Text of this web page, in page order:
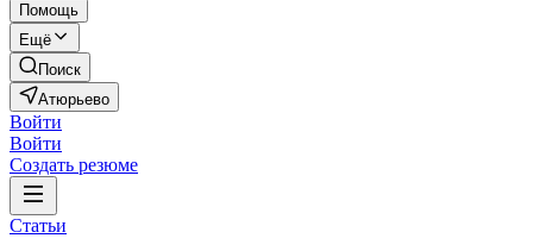
Помощь
Ещё
Поиск
Атюрьево
Войти
Войти
Создать резюме
Статьи